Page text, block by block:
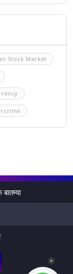
Stock Market